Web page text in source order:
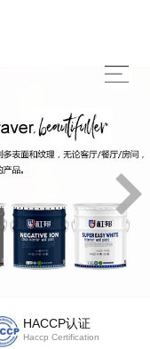
HACCP认证
Haccp Certification